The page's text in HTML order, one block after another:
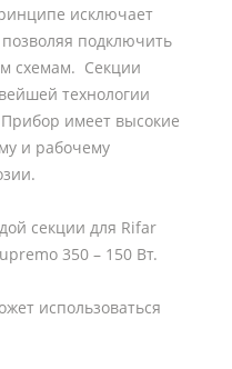
исключает
подключить
схемам. Секции
технологии
имеет высокие
и рабочему
секции для Rifar
350 – 150 Вт.
использоваться